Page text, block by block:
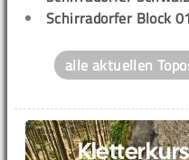
Schirradorfer Block
alle aktuellen